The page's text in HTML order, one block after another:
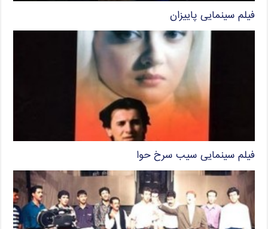
فیلم سینمایی پاییزان
فیلم سینمایی سیب سرخ حوا